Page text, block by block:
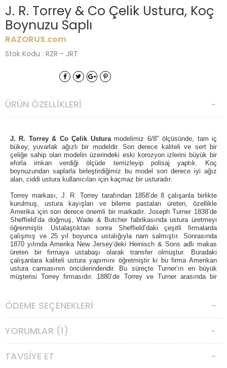
J. R. Torrey & Co Çelik Ustura, Koç
Boynuzu Saplı
RAZORUS.com
Stok Kodu : RZR - JRT
ÜRÜN ÖZELLIKLERI
J. R. Torrey & Co Çelik Usturamodelimiz 6/8" ölçüsünde, tam iç
bükey, yuvarlak ağızlı bir modeldir. Son derece kaliteli ve sert bir
çeliğe sahip olan modelin üzerindeki eski korozyon izlerini büyük bir
eforla imkan verdiği ölçüde temizleyip polisaj yaptık. Koç
boynuzundan saplarla birleştirdiğimiz bu model son derece iyi ağız
alan, ciddi ustura kullanıcıları için kaçmaz bir usturadır.
Torrey markası, J. R. Torrey tarafından 1858’de 8 çalışanla birlikte
kurulmuş, ustura kayışları ve bileme pastaları üreten, özellikle
Amerika için son derece önemli bir markadır. Joseph Turner 1838’de
Sheffield’da doğmuş, Wade & Butcher fabrikasında ustura üretmeyi
öğrenmiştir. Ustalaştıktan sonra Sheffield’daki çeşitli firmalarda
çalışmış ve 25 yıl boyunca ustalığıyla nam salmıştır. Sonrasında
1870 yılında Amerika New Jersey’deki Heinisch & Sons adlı makas
üreten bir firmaya ustabaşı olarak transfer olmuştur. Buradaki
çalışanlara kaliteli ustura yapımını öğretmiştir ki bu firma Amerikan
ustura camiasının öncülerindendir. Bu süreçte Turner’ın en büyük
müşterisi Torrey firmasıdır. 1880’de Torrey ve Turner arasında bir
yüksek kalite ustura üretmek için çabalamış, bilgisi ve sanatını
çalışanlarına aktarmıştır. Ustura ve kayışı birlikte üreten firma
Amerikan pazarında ve dünyada son derece başarılı olmuş ve
ünlenmiştir. 1967 yılına kadar ustura üretmiştir. Torrey usturaları
Sheffield rakipleri seviyesinde yüksek kaliteli çelik ve işçiliğe sahip
Ustura camiasında biliriz ki, eski üretim çelik usturaların tadı
ÖDEME SEÇENEKLERI
YORUMLAR (1)
TAVSIYE ET